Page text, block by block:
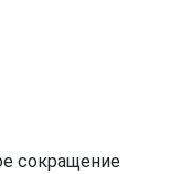
сокращение